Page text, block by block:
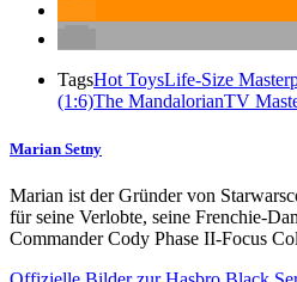
TagsHot ToysLife-Size
(1:6)The MandalorianTV
Marian Setny
Marian ist der Gründer von
für seine Verlobte, seine Frenchie-
Commander Cody Phase II-Focus